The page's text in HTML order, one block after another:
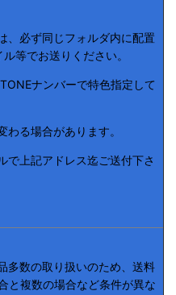
、必ず同じフォルダ内に配置
等でお送りください。
ナンバーで特色指定して
る場合があります。
上記アドレス迄ご送付下さ
多数の取り扱いのため、送料
と複数の場合など条件が異な